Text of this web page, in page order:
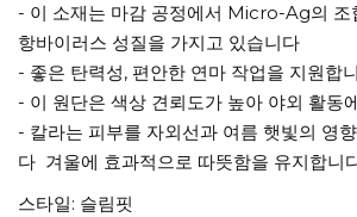
- 이 소재는 마감 공정에서 Micro-Ag의 조
항바이러스 성질을 가지고 있습니다
- 좋은 탄력성, 편안한 연마 작업을 지원합
- 이 원단은 색상 견뢰도가 높아 야외 활동
- 칼라는 피부를 자외선과 여름 햇빛의 영
다 겨울에 효과적으로 따뜻함을 유지합니
스타일: 슬림핏